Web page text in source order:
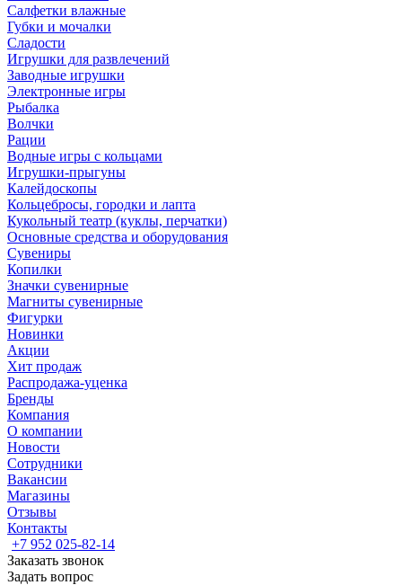
Салфетки влажные
Губки и мочалки
Сладости
Игрушки для развлечений
Заводные игрушки
Электронные игры
Рыбалка
Волчки
Рации
Водные игры с кольцами
Игрушки-прыгуны
Калейдоскопы
Кольцебросы, городки и лапта
Кукольный театр (куклы, перчатки)
Основные средства и оборудования
Сувениры
Копилки
Значки сувенирные
Магниты сувенирные
Фигурки
Новинки
Акции
Хит продаж
Распродажа-уценка
Бренды
Компания
О компании
Новости
Сотрудники
Вакансии
Магазины
Отзывы
Контакты
+7 952 025-82-14
Заказать звонок
Задать вопрос